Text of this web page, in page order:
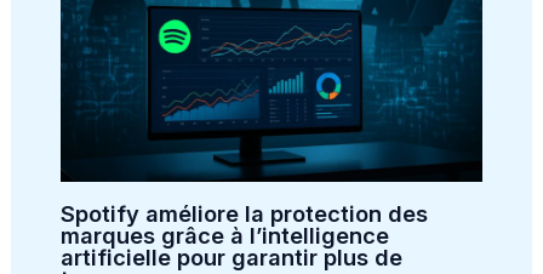
Spotify améliore la protection des
marques grâce à l’intelligence
artificielle pour garantir plus de